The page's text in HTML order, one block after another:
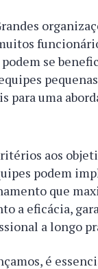
se
para uma
aos
podem
que
a eficácia,
a longo
é